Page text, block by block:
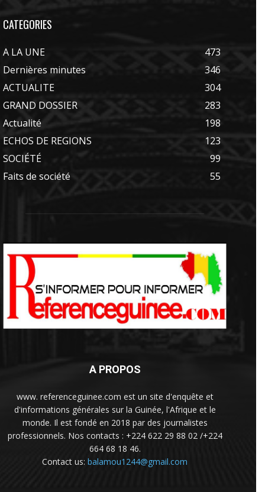
CATEGORIES
A LA UNE
473
Dernières minutes
346
ACTUALITE
304
GRAND DOSSIER
283
Actualité
198
ECHOS DE REGIONS
123
SOCIÉTÉ
99
Faits de société
55
A PROPOS
www. referenceguinee.com est un site d'enquête et
d'informations générales sur la Guinée, l'Afrique et le
monde. Il est fondé en 2018 par des journalistes
professionnels. Nos contacts : +224 622 29 88 02 /+224
664 68 18 46.
Contact us: balamou1244@gmail.com